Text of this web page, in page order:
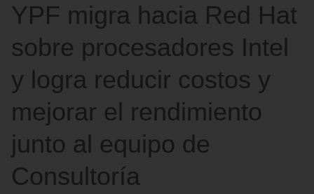
YPF migra hacia Red Hat
sobre procesadores Intel
y logra reducir costos y
mejorar el rendimiento
junto al equipo de
Consultoría